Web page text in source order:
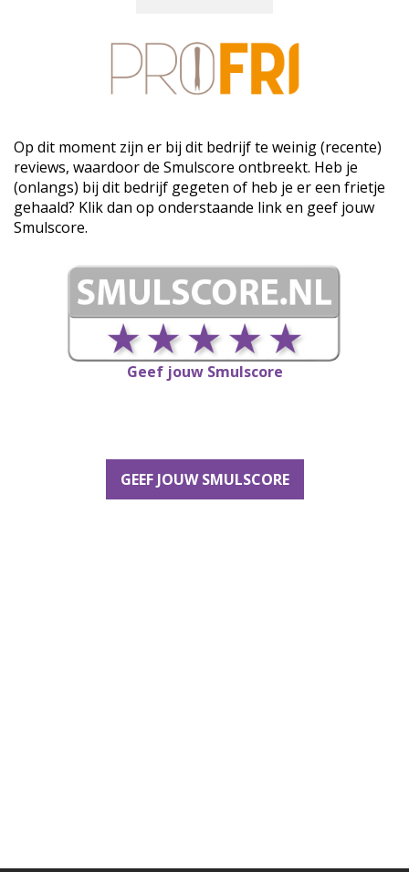
Op dit moment zijn er bij dit bedrijf te weinig (recente)
reviews, waardoor de Smulscore ontbreekt. Heb je
(onlangs) bij dit bedrijf gegeten of heb je er een frietje
gehaald? Klik dan op onderstaande link en geef jouw
Smulscore.
Geef jouw Smulscore
GEEF JOUW SMULSCORE